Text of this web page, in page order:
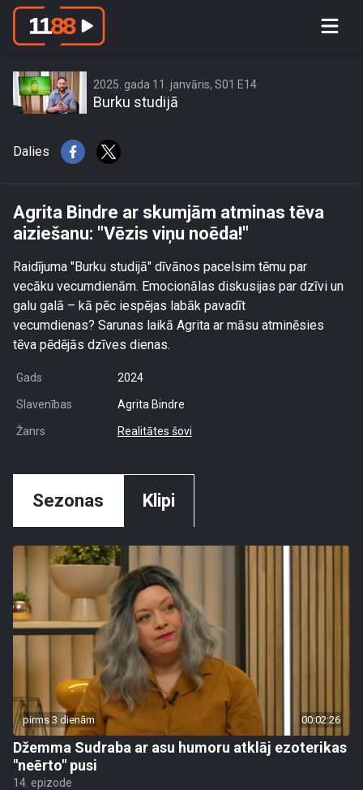
Agrita Bindre ar skumjām atminas tēva
2025. gada 11. janvāris, S01 E14
Burku studijā
Dalies
Agrita Bindre ar skumjām atminas tēva
aiziešanu: "Vēzis viņu noēda!"
Raidījuma "Burku studijā" dīvānos pacelsim tēmu par
vecāku vecumdienām. Emocionālas diskusijas par dzīvi un
galu galā – kā pēc iespējas labāk pavadīt
vecumdienas? Sarunas laikā Agrita ar māsu atminēsies
tēva pēdējās dzīves dienas.
Gads 2024
Slavenības Agrita Bindre
Žanrs Realitātes šovi
Sezonas Klipi
pirms 3 dienām 00:02:26
Džemma Sudraba ar asu humoru atklāj ezoterikas
"neērto" pusi
14. epizode